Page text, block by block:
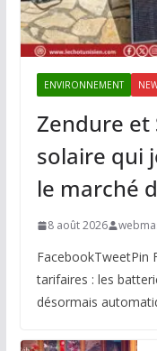
ENVIRONNEMENT
Zendure et
solaire qui
le marché
8 août 2026
FacebookTweetPin
tarifaires : les
désormais